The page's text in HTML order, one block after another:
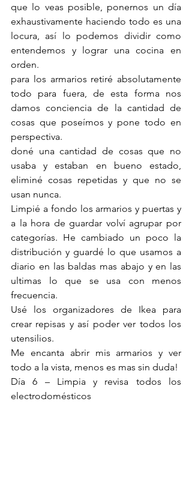
que lo veas posible, ponernos un día
exhaustivamente haciendo todo es una
locura, así lo podemos dividir como
entendemos y lograr una cocina en
orden.
para los armarios retiré absolutamente
todo para fuera, de esta forma nos
damos conciencia de la cantidad de
cosas que poseímos y pone todo en
perspectiva.
doné una cantidad de cosas que no
usaba y estaban en bueno estado,
eliminé cosas repetidas y que no se
usan nunca.
Limpié a fondo los armarios y puertas y
a la hora de guardar volví agrupar por
categorías. He cambiado un poco la
distribución y guardé lo que usamos a
diario en las baldas mas abajo y en las
ultimas lo que se usa con menos
frecuencia.
Usé los organizadores de Ikea para
crear repisas y así poder ver todos los
utensilios.
Me encanta abrir mis armarios y ver
todo a la vista, menos es mas sin duda!
Día 6 – Limpia y revisa todos los
electrodomésticos